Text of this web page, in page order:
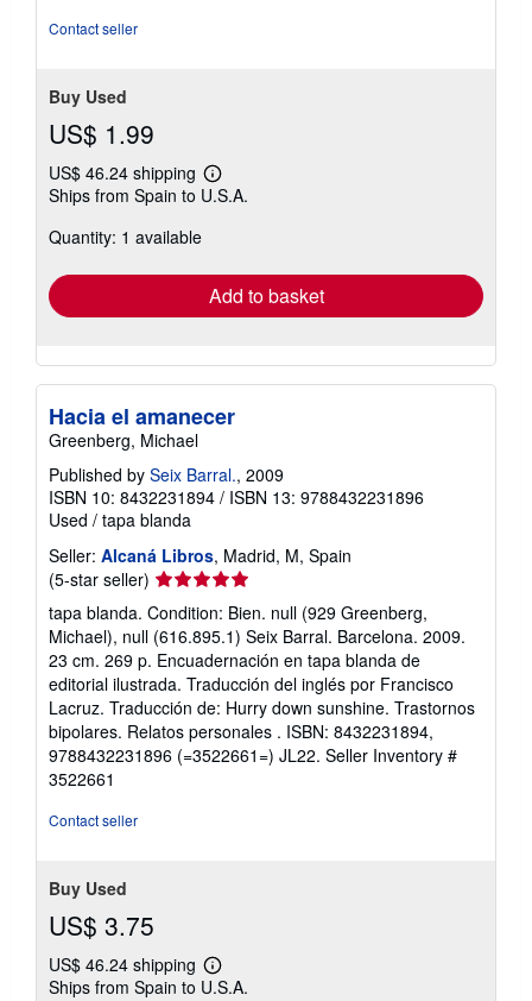
Contact seller
Buy Used
US$ 1.99
US$ 46.24 shipping
Learn
more
Ships from Spain to U.S.A.
Quantity: 1 available
Add to basket
Hacia el amanecer
Greenberg, Michael
Published by Seix Barral., 2009
ISBN 10: 8432231894 / ISBN 13: 9788432231896
Used / tapa blanda
Seller: Alcaná Libros, Madrid, M, Spain
(5-star seller) Seller
rating
5
out
of
5
stars
tapa blanda. Condition: Bien. null (929 Greenberg,
Michael), null (616.895.1) Seix Barral. Barcelona. 2009.
23 cm. 269 p. Encuadernación en tapa blanda de
editorial ilustrada. Traducción del inglés por Francisco
Lacruz. Traducción de: Hurry down sunshine. Trastornos
bipolares. Relatos personales . ISBN: 8432231894,
9788432231896 (=3522661=) JL22. Seller Inventory #
3522661
Contact seller
Buy Used
US$ 3.75
US$ 46.24 shipping
Learn
more
Ships from Spain to U.S.A.